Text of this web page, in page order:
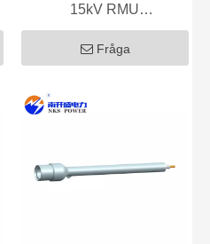
15kV RMU
testkabelhållare
Fråga